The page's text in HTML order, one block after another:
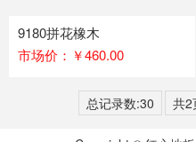
9180拼花橡木
市场价：￥460.00
总记录数:30 共2